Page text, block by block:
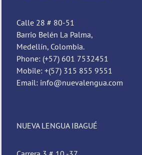
Calle 28 # 80-51
Barrio Belén La Palma,
Medellín, Colombia.
Phone: (+57) 601 7532451
Mobile: +(57) 315 855 9551
Email: info@nuevalengua.com
NUEVA LENGUA IBAGUÉ